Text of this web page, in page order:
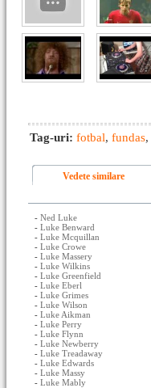
Tag-uri: fotbal, fundas,
Vedete similare
- Ned Luke
- Luke Benward
- Luke Mcquillan
- Luke Crowe
- Luke Massery
- Luke Wilkins
- Luke Greenfield
- Luke Eberl
- Luke Grimes
- Luke Wilson
- Luke Aikman
- Luke Perry
- Luke Flynn
- Luke Newberry
- Luke Treadaway
- Luke Edwards
- Luke Massy
- Luke Mably